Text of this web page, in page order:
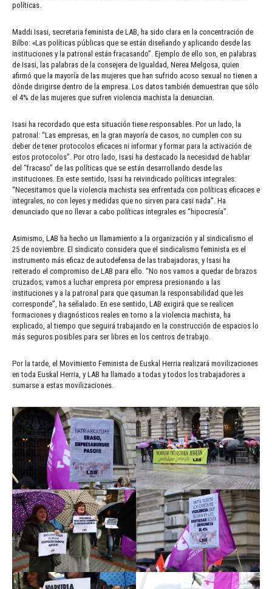
políticas.
Maddi Isasi, secretaria feminista de LAB, ha sido clara en la concentración de
Bilbo: «Las políticas públicas que se están diseñando y aplicando desde las
instituciones y la patronal están fracasando”. Ejemplo de ello son, en palabras
de Isasi, las palabras de la consejera de Igualdad, Nerea Melgosa, quien
afirmó que la mayoría de las mujeres que han sufrido acoso sexual no tienen a
dónde dirigirse dentro de la empresa. Los datos también demuestran que sólo
el 4% de las mujeres que sufren violencia machista la denuncian.
Isasi ha recordado que esta situación tiene responsables. Por un lado, la
patronal: “Las empresas, en la gran mayoría de casos, no cumplen con su
deber de tener protocolos eficaces ni informar y formar para la activación de
estos protocolos”. Por otro lado, Isasi ha destacado la necesidad de hablar
del “fracaso” de las políticas que se están desarrollando desde las
instituciones. En este sentido, Isasi ha reivindicado políticas integrales:
“Necesitamos que la violencia machista sea enfrentada con políticas eficaces e
integrales, no con leyes y medidas que no sirven para casi nada”. Ha
denunciado que no llevar a cabo políticas integrales es “hipocresía”.
Asimismo, LAB ha hecho un llamamiento a la organización y al sindicalismo el
25 de noviembre. El sindicato considera que el sindicalismo feminista es el
instrumento más eficaz de autodefensa de las trabajadoras, y Isasi ha
reiterado el compromiso de LAB para ello. “No nos vamos a quedar de brazos
cruzados; vamos a luchar empresa por empresa presionando a las
instituciones y a la patronal para que qasuman la responsabilidad que les
corresponde”, ha señalado. En ese sentido, LAB exigirá que se realicen
formaciones y diagnósticos reales en torno a la violencia machista, ha
explicado, al tiempo que seguirá trabajando en la construcción de espacios lo
más seguros posibles para ser libres en los centros de trabajo.
Por la tarde, el Movimiento Feminista de Euskal Herria realizará movilizaciones
en toda Euskal Herria, y LAB ha llamado a todas y todos los trabajadores a
sumarse a estas movilizaciones.